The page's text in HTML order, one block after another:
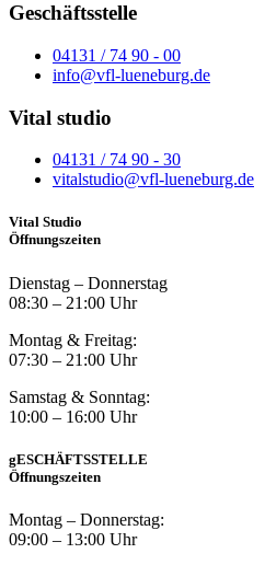
Geschäftsstelle
04131 / 74 90 - 00
info@vfl-lueneburg.de
Vital studio
04131 / 74 90 - 30
vitalstudio@vfl-lueneburg.de
Vital Studio
Öffnungszeiten
Dienstag – Donnerstag
08:30 – 21:00 Uhr
Montag & Freitag:
07:30 – 21:00 Uhr
Samstag & Sonntag:
10:00 – 16:00 Uhr
gESCHÄFTSSTELLE
Öffnungszeiten
Montag – Donnerstag:
09:00 – 13:00 Uhr